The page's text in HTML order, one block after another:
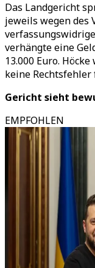
Das Landgericht
jeweils wegen des
verhängte eine
13.000 Euro.
keine Rechtsfehler
Gericht sieht
EMPFOHLEN